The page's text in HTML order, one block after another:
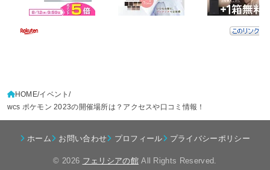
HOME イベント
wcs ポケモン 2023の開催場所は？アクセスや口コミ情報！
ホーム お問い合わせ プロフィール プライバシーポリシー
© 2026 フェリシアの館All Rights Reserved.